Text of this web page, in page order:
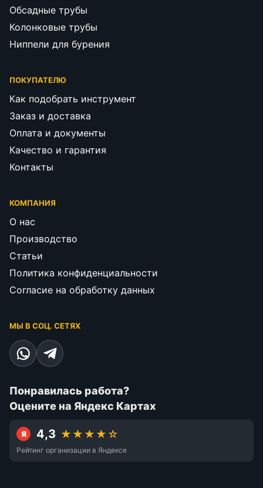
Обсадные трубы
Колонковые трубы
Ниппели для бурения
ПОКУПАТЕЛЮ
Как подобрать инструмент
Заказ и доставка
Оплата и документы
Качество и гарантия
Контакты
КОМПАНИЯ
О нас
Производство
Статьи
Политика конфиденциальности
Согласие на обработку данных
МЫ В СОЦ. СЕТЯХ
Понравилась работа?
Оцените на Яндекс Картах
Я 4,3 ★★★★☆
Рейтинг организации в Яндексе